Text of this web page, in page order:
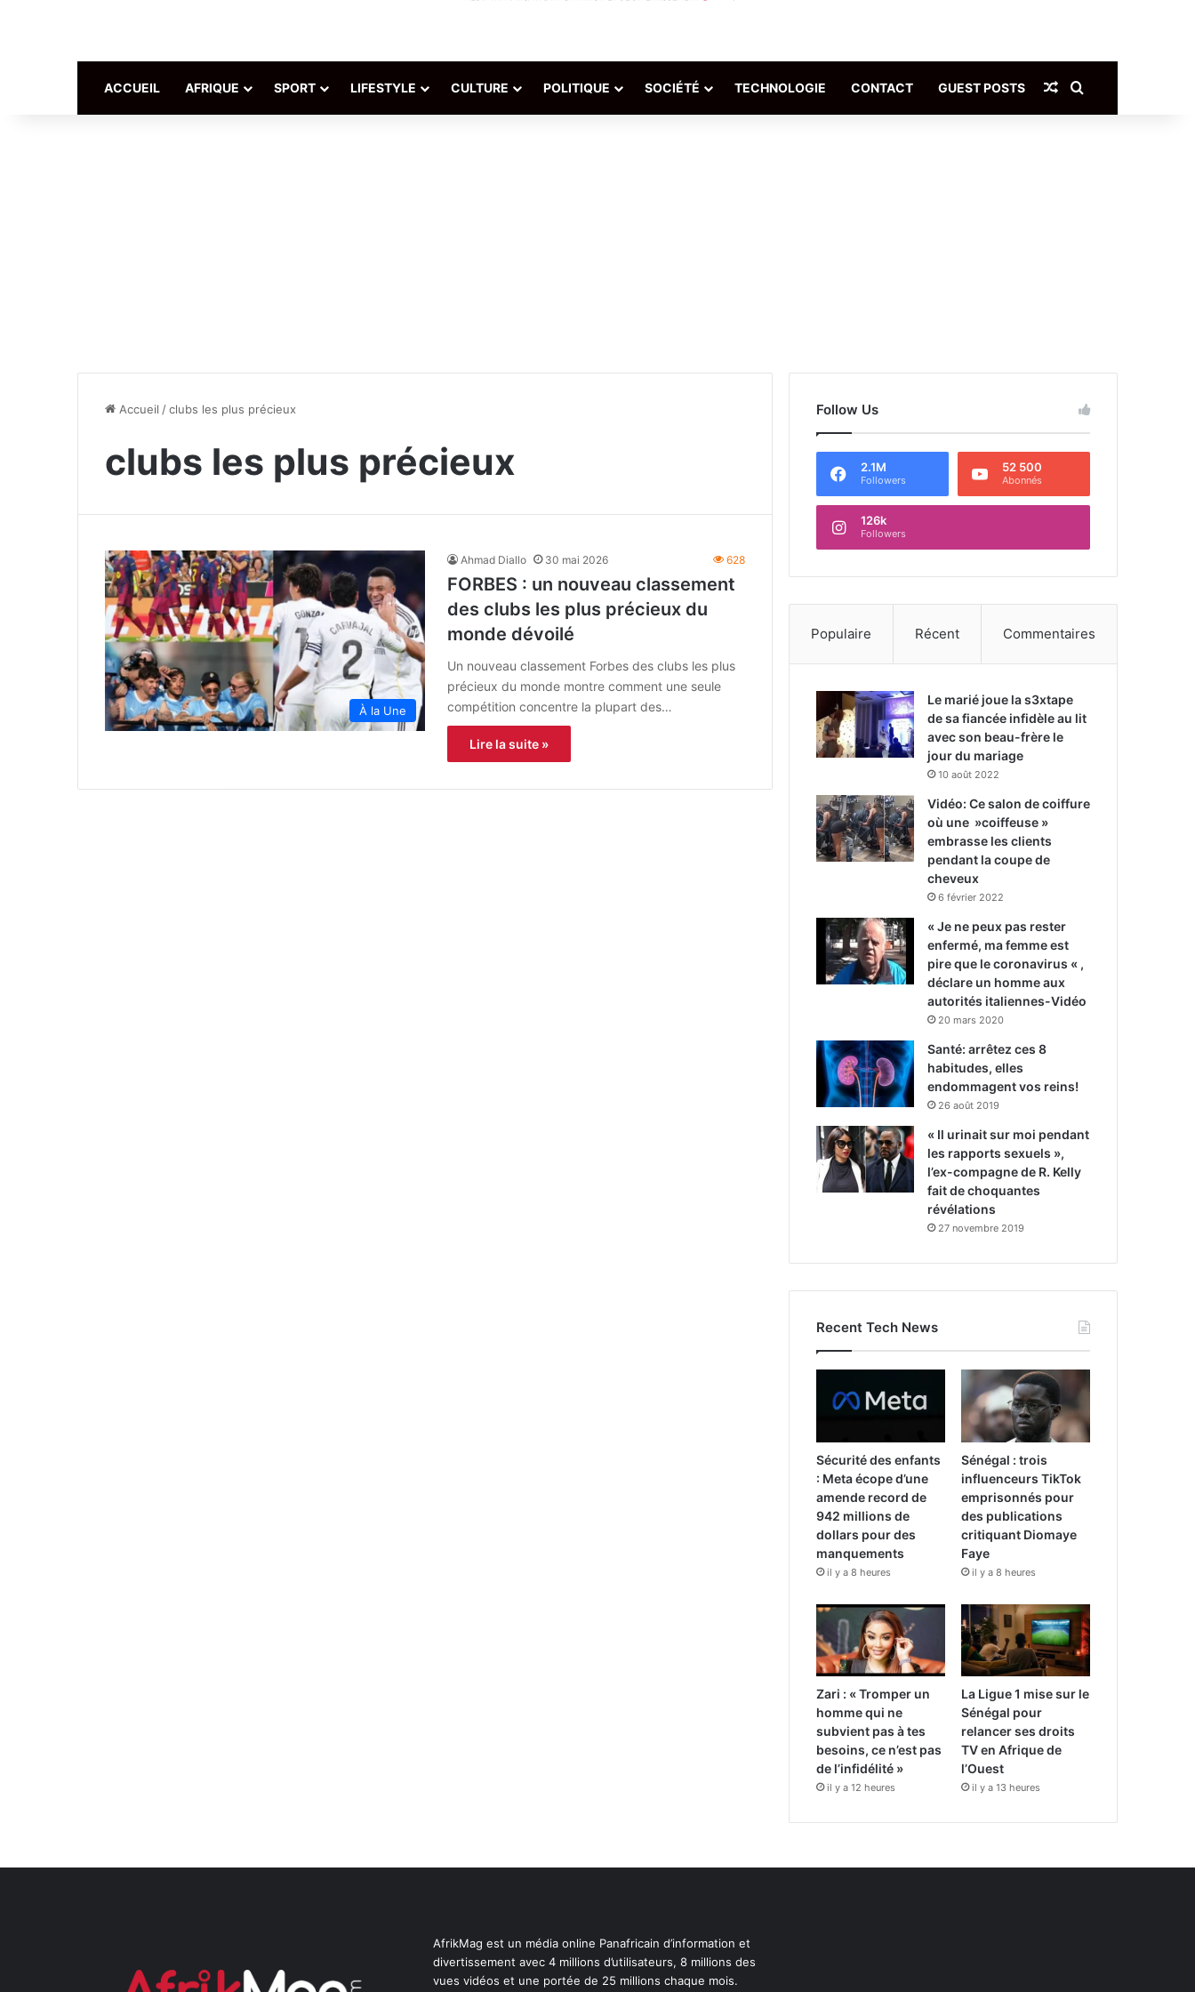
ACCUEIL AFRIQUE SPORT LIFESTYLE CULTURE POLITIQUE SOCIÉTÉ TECHNOLOGIE CONTACT GUEST POSTS Article Aléatoire
Accueil /clubs les plus précieux
clubs les plus précieux
À la Une
Ahmad Diallo 30 mai 2026 628
FORBES : un nouveau classement
des clubs les plus précieux du
monde dévoilé
Un nouveau classement Forbes des clubs les plus
précieux du monde montre comment une seule
compétition concentre la plupart des…
Lire la suite »
Follow Us
2.1M
Followers
52 500
Abonnés
126k
Followers
Populaire Récent Commentaires
Le marié joue la s3xtape
de sa fiancée infidèle au lit
avec son beau-frère le
jour du mariage
10 août 2022
Vidéo: Ce salon de coiffure
où une »coiffeuse »
embrasse les clients
pendant la coupe de
cheveux
6 février 2022
« Je ne peux pas rester
enfermé, ma femme est
pire que le coronavirus « ,
déclare un homme aux
autorités italiennes-Vidéo
20 mars 2020
Santé: arrêtez ces 8
habitudes, elles
endommagent vos reins!
26 août 2019
« Il urinait sur moi pendant
les rapports sexuels »,
l’ex-compagne de R. Kelly
fait de choquantes
révélations
27 novembre 2019
Recent Tech News
Sécurité des enfants
: Meta écope d’une
amende record de
942 millions de
dollars pour des
manquements
il y a 8 heures
Sénégal : trois
influenceurs TikTok
emprisonnés pour
des publications
critiquant Diomaye
Faye
il y a 8 heures
Zari : « Tromper un
homme qui ne
subvient pas à tes
besoins, ce n’est pas
de l’infidélité »
il y a 12 heures
La Ligue 1 mise sur le
Sénégal pour
relancer ses droits
TV en Afrique de
l’Ouest
il y a 13 heures
AfrikMag est un média online Panafricain d’information et
divertissement avec 4 millions d’utilisateurs, 8 millions des
vues vidéos et une portée de 25 millions chaque mois.